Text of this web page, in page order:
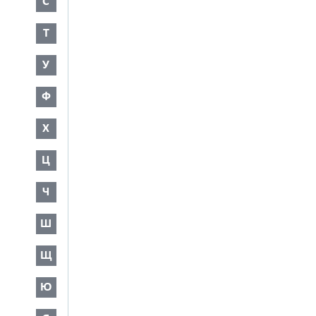
Т
У
Ф
Х
Ц
Ч
Ш
Щ
Ю